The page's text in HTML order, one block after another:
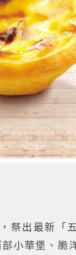
祭出最新「
小華堡、脆